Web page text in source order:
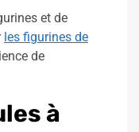
et de
les figurines de
de
à